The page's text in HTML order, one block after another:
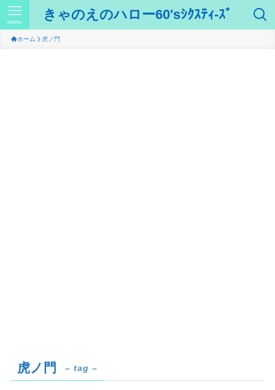
きゃのえのハロー60'sｼｸｽﾃｨ-ｽﾞ
menu
ホーム 虎ノ門
虎ノ門 – tag –